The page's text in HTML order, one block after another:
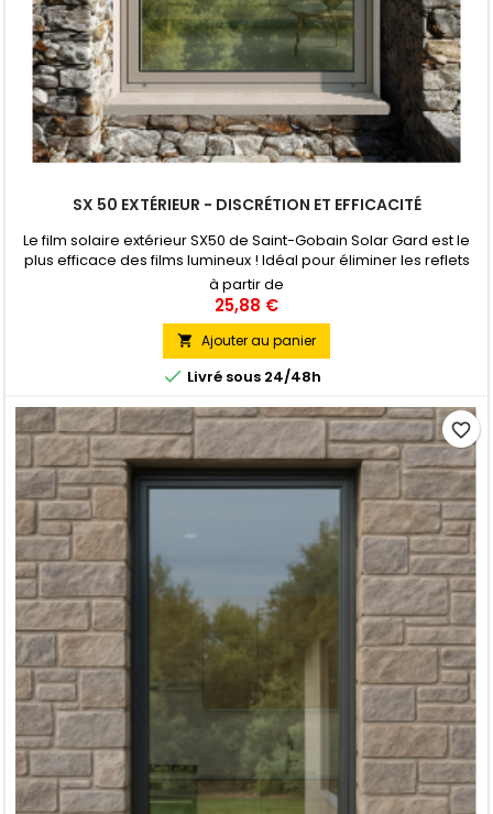
SX 50 EXTÉRIEUR - DISCRÉTION ET EFFICACITÉ
Le film solaire extérieur SX50 de Saint-Gobain Solar Gard est le
plus efficace des films lumineux ! Idéal pour éliminer les reflets
excessifs tout engardant une parfaite et agréable luminosité. Il
permet d'améliorer l'environnement de travail en réduisant
l'échauffement excessif dû au soleil, grâce à un taux d'énergie
solaire rejetée de 63%. Pose Extérieure
à partir de
25,88 €
 Ajouter au panier
 Livré sous 24/48h
favorite_border